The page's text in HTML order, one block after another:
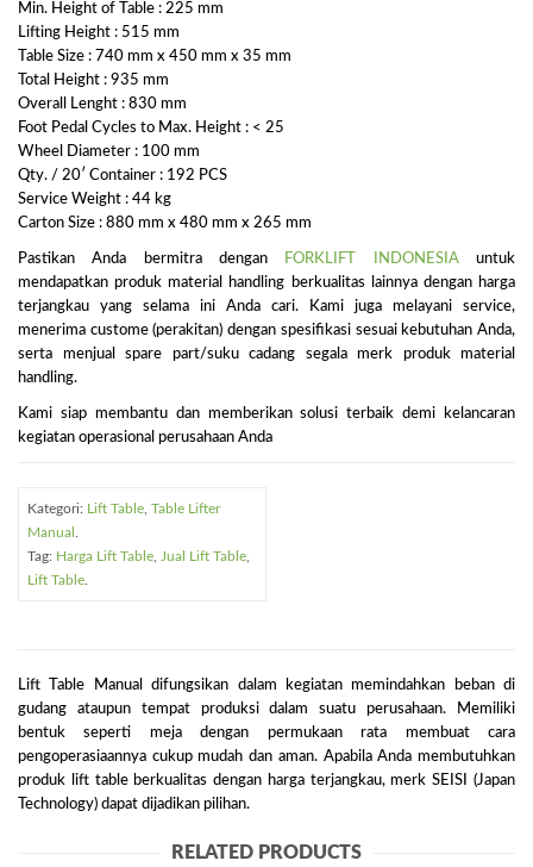
Min. Height of Table : 225 mm
Lifting Height : 515 mm
Table Size : 740 mm x 450 mm x 35 mm
Total Height : 935 mm
Overall Lenght : 830 mm
Foot Pedal Cycles to Max. Height : < 25
Wheel Diameter : 100 mm
Qty. / 20′ Container : 192 PCS
Service Weight : 44 kg
Carton Size : 880 mm x 480 mm x 265 mm
Pastikan Anda bermitra dengan FORKLIFT INDONESIAuntuk
mendapatkan produk material handling berkualitas lainnya dengan harga
terjangkau yang selama ini Anda cari. Kami juga melayani service,
menerima custome (perakitan) dengan spesifikasi sesuai kebutuhan Anda,
serta menjual spare part/suku cadang segala merk produk material
handling.
Kami siap membantu dan memberikan solusi terbaik demi kelancaran
kegiatan operasional perusahaan Anda
Kategori: Lift Table Table Lifter
Manual
Tag: Harga Lift Table Jual Lift Table
Lift Table
Lift Table Manual difungsikan dalam kegiatan memindahkan beban di
gudang ataupun tempat produksi dalam suatu perusahaan. Memiliki
bentuk seperti meja dengan permukaan rata membuat cara
pengoperasiaannya cukup mudah dan aman. Apabila Anda membutuhkan
produk lift table berkualitas dengan harga terjangkau, merk SEISI (Japan
Technology) dapat dijadikan pilihan.
RELATED PRODUCTS